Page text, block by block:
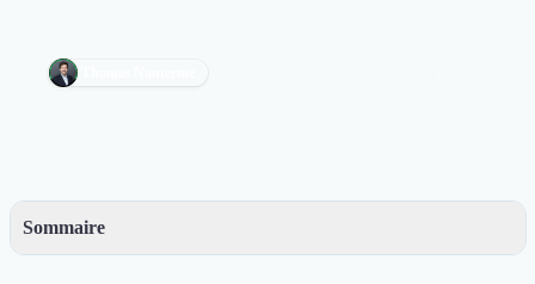
Découvrir
Cabinet de Recrutement
Intérim
Sommaire